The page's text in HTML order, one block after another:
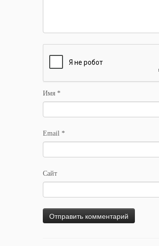
Имя *
Email *
Сайт